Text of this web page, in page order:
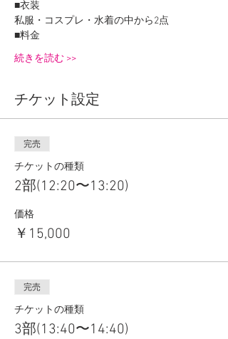
■衣装
私服・コスプレ・水着の中から2点
■料金
続きを読む >>
チケット設定
完売
チケットの種類
2部(12:20〜13:20)
価格
￥15,000
完売
チケットの種類
3部(13:40〜14:40)